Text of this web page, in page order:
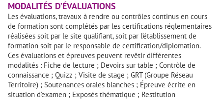
MODALITÉS D’ÉVALUATIONS
Les évaluations, travaux à rendre ou contrôles continus en cours
de formation sont complétés par les certifications réglementaires
réalisées soit par le site qualifiant, soit par l’établissement de
formation soit par le responsable de certification/diplomation.
Ces évaluations et épreuves peuvent revêtir différentes
modalités : Fiche de lecture ; Devoirs sur table ; Contrôle de
connaissance ; Quizz ; Visite de stage ; GRT (Groupe Réseau
Territoire) ; Soutenances orales blanches ; Épreuve écrite en
situation d’examen ; Exposés thématique ; Restitution